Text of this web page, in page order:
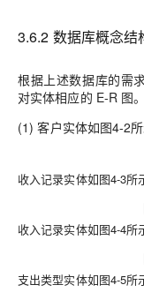
3.6.2 数据库概念结
根据上述数据库的需
对实体相应的 E-R 图。
(1) 客户实体如图4-2所
收入记录实体如图4-3所
收入记录实体如图4-4所
支出类型实体如图4-5所